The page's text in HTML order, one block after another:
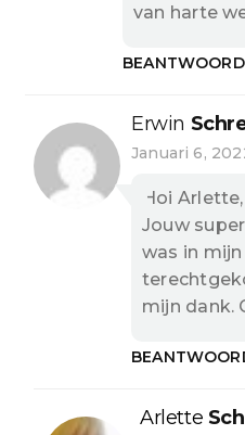
van harte
Erwin
Januari 6,
Hoi Arlette,
Jouw
was in
mijn dank.
Arlette